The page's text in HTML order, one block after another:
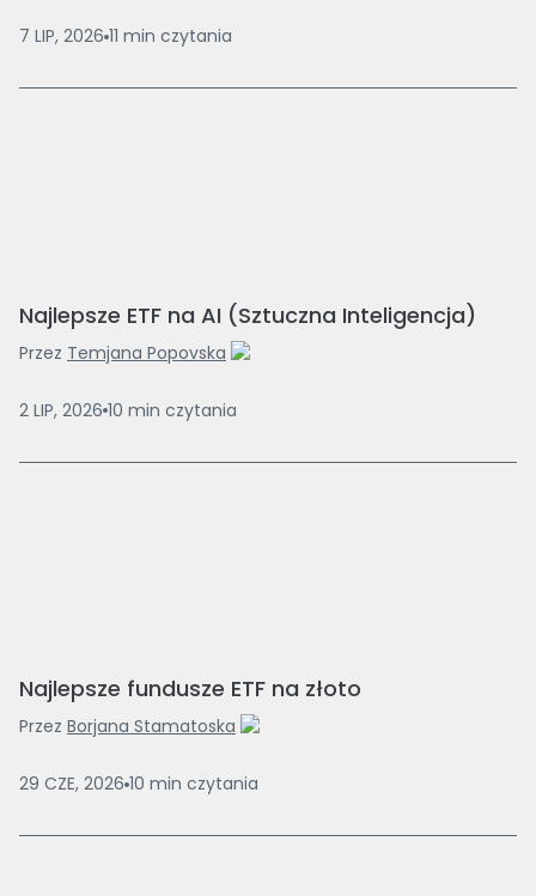
7 LIP, 2026 11 min czytania
Najlepsze ETF na AI (Sztuczna Inteligencja)
Przez Temjana Popovska
2 LIP, 2026 10 min czytania
Najlepsze fundusze ETF na złoto
Przez Borjana Stamatoska
29 CZE, 2026 10 min czytania